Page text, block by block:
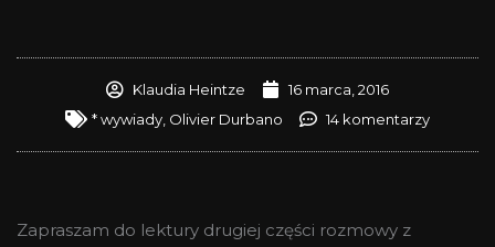
Klaudia Heintze
16 marca, 2016
* wywiady Olivier Durbano 14 komentarzy
Zapraszam do lektury drugiej części rozmowy z